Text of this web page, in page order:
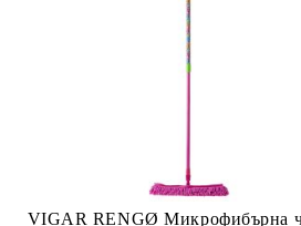
VIGAR RENGØ Микрофибърна четка с